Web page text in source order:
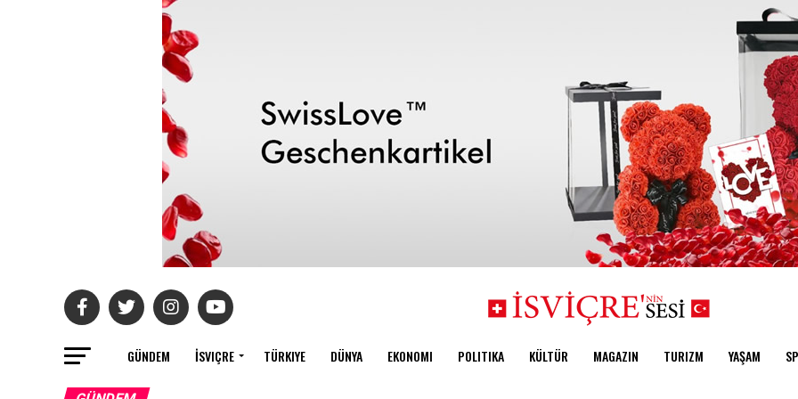
GÜNDEM İSVIÇRE TÜRKIYE DÜNYA EKONOMI POLITIKA KÜLTÜR MAGAZIN TURIZM YAŞAM